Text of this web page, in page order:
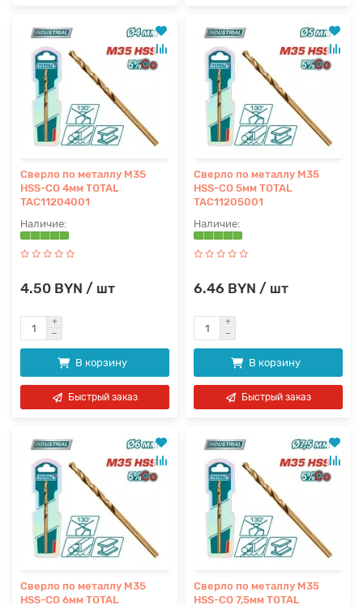
Сверло по металлу M35
HSS-CO 4мм TOTAL
TAC11204001
4.50 BYN / шт
В корзину
Быстрый заказ
Сверло по металлу M35
HSS-CO 5мм TOTAL
TAC11205001
6.46 BYN / шт
В корзину
Быстрый заказ
Сверло по металлу M35
HSS-CO 6мм TOTAL
Сверло по металлу M35
HSS-CO 7,5мм TOTAL